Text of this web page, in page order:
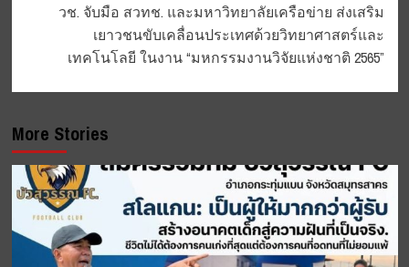
วช. จับมือ สวทช. และมหาวิทยาลัยเครือข่าย ส่งเสริม
เยาวชนขับเคลื่อนประเทศด้วยวิทยาศาสตร์และ
เทคโนโลยี ในงาน “มหกรรมงานวิจัยแห่งชาติ 2565”
More Stories